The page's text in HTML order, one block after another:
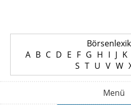
A B C D E F G H I J K
S T U V W
Menü